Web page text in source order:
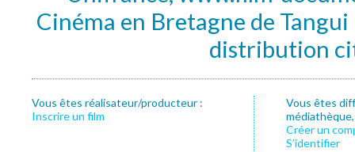
Cinéma en Bretagne de
distribution
Vous êtes réalisateur/producteur :
Inscrire un film
Vous êtes
Créer un
S’identifier